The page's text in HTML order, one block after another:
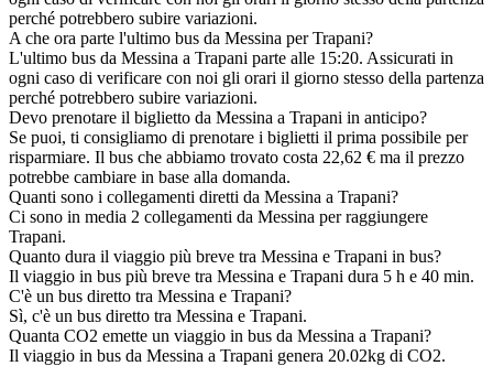
perché potrebbero subire variazioni.
A che ora parte l'ultimo bus da Messina per Trapani?
L'ultimo bus da Messina a Trapani parte alle 15:20. Assicurati in
ogni caso di verificare con noi gli orari il giorno stesso della partenza
perché potrebbero subire variazioni.
Devo prenotare il biglietto da Messina a Trapani in anticipo?
Se puoi, ti consigliamo di prenotare i biglietti il prima possibile per
risparmiare. Il bus che abbiamo trovato costa 22,62 € ma il prezzo
potrebbe cambiare in base alla domanda.
Quanti sono i collegamenti diretti da Messina a Trapani?
Ci sono in media 2 collegamenti da Messina per raggiungere
Trapani.
Quanto dura il viaggio più breve tra Messina e Trapani in bus?
Il viaggio in bus più breve tra Messina e Trapani dura 5 h e 40 min.
C'è un bus diretto tra Messina e Trapani?
Sì, c'è un bus diretto tra Messina e Trapani.
Quanta CO2 emette un viaggio in bus da Messina a Trapani?
Il viaggio in bus da Messina a Trapani genera 20.02kg di CO2.